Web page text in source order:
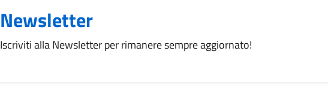
Newsletter
Iscriviti alla Newsletter per rimanere sempre aggiornato!